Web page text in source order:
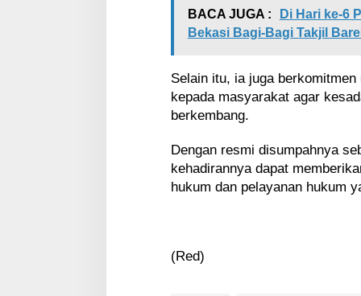
BACA JUGA :
Di Hari ke-6
Bekasi Bagi-Bagi Takjil
Selain itu, ia juga
kepada masyarakat agar
berkembang.
Dengan resmi disumpahnya
kehadirannya dapat
hukum dan pelayanan hukum
(Red)